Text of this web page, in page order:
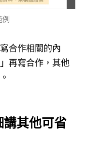
例
合作相關的內
再寫合作，其他
其他可省